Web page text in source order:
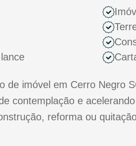
de imóvel em Cerro Negro
contemplação e
reforma ou